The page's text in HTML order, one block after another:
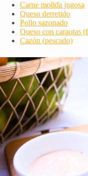
Carne molida jugosa
Queso derretido
Pollo sazonado
Queso con caraotas
Cazón (pescado)